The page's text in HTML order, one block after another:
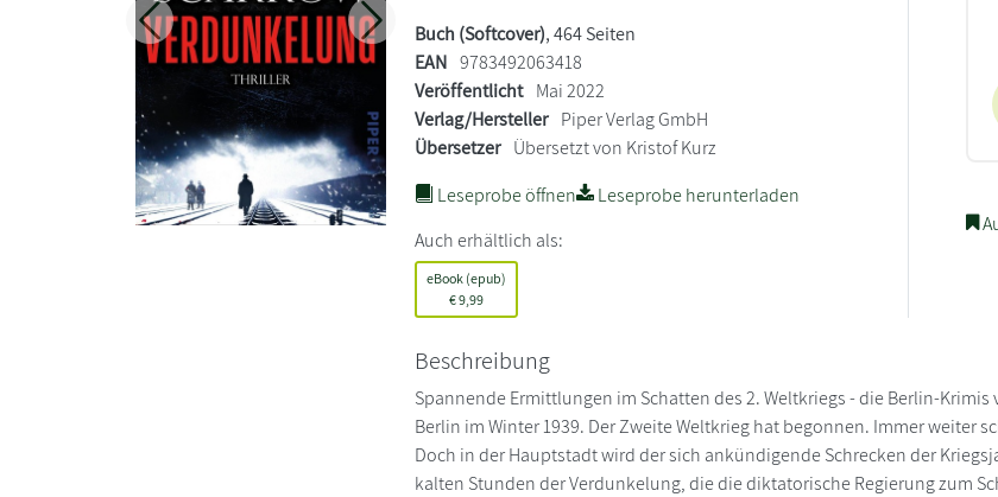
Zurück WeiterBuch (Softcover), 464 Seiten
EAN 9783492063418
Veröffentlicht Mai 2022
Verlag/Hersteller Piper Verlag GmbH
Übersetzer Übersetzt von Kristof Kurz
Leseprobe öffnen
Leseprobe herunterladen
Auch erhältlich als:
eBook (epub)
€9,99
Beschreibung
Spannende Ermittlungen im Schatten des 2. Weltkriegs - die Berlin-
Berlin im Winter 1939. Der Zweite Weltkrieg hat begonnen. Immer weiter
Doch in der Hauptstadt wird der sich ankündigende Schrecken der
kalten Stunden der Verdunkelung, die die diktatorische Regierung zum